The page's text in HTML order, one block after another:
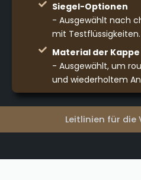
Leitlinien für die
Siegel-Optionen
- Ausgewählt nach
mit Testflüssigkeiten.
Material der Kappe
- Ausgewählt, um
und wiederholtem